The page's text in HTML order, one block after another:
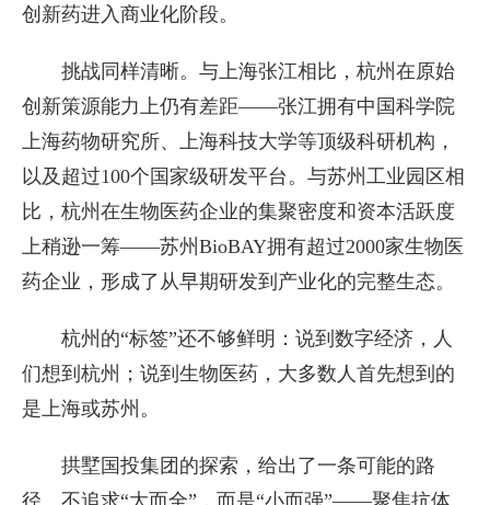
创新药进入商业化阶段。
挑战同样清晰。与上海张江相比，杭州在原始
创新策源能力上仍有差距——张江拥有中国科学院
上海药物研究所、上海科技大学等顶级科研机构，
以及超过100个国家级研发平台。与苏州工业园区相
比，杭州在生物医药企业的集聚密度和资本活跃度
上稍逊一筹——苏州BioBAY拥有超过2000家生物医
药企业，形成了从早期研发到产业化的完整生态。
杭州的“标签”还不够鲜明：说到数字经济，人
们想到杭州；说到生物医药，大多数人首先想到的
是上海或苏州。
拱墅国投集团的探索，给出了一条可能的路
径。不追求“大而全”，而是“小而强”——聚焦抗体